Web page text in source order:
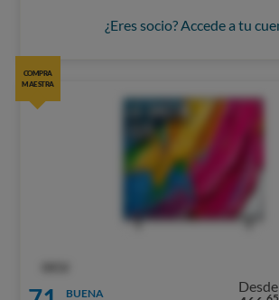
¿Eres socio? Accede a tu
COMPRA
MAESTRA
BUENA
Desde